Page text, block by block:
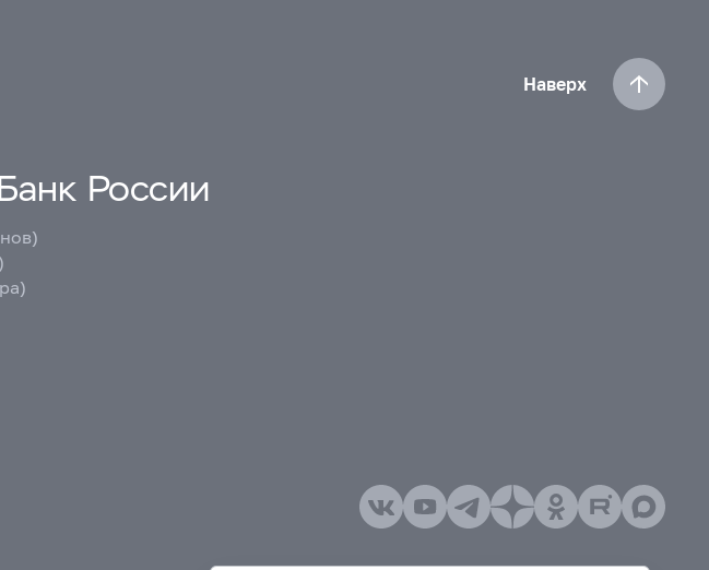
Наверх
России